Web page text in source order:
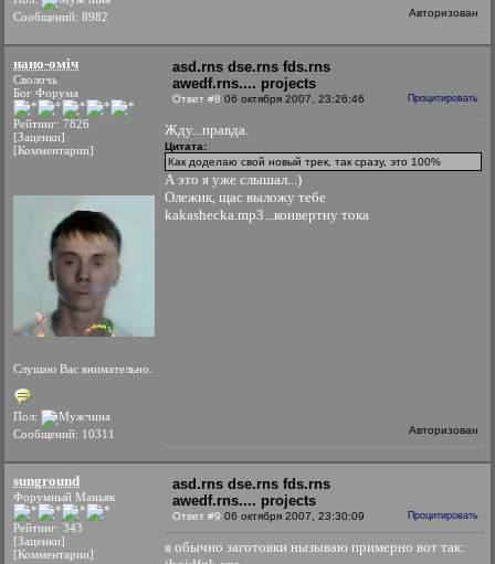
Сообщений: 8982
Авторизован
нано-оміч
Сволочь
Бог Форума
Рейтинг: 7826
[Заценки]
[Комментарии]
Слушаю Вас внимательно.
Пол:
Сообщений: 10311
asd.rns dse.rns fds.rns
awedf.rns.... projects
Ответ #8 06 октября 2007, 23:26:46 Процитировать
Жду...правда.
Цитата:
Как доделаю свой новый трек, так сразу, это 100%
А это я уже слышал...)
Олежик, щас выложу тебе
kakashecka.mp3...конвертну тока
Авторизован
sunground
Форумный Маньяк
Рейтинг: 343
[Заценки]
[Комментарии]
asd.rns dse.rns fds.rns
awedf.rns.... projects
Ответ #9 06 октября 2007, 23:30:09 Процитировать
я обычно заготовки нызываю примерно вот так: